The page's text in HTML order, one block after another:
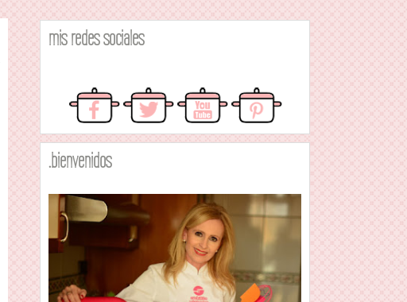
mis redes sociales
.bienvenidos